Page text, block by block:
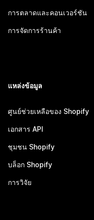
การตลาดและคอนเวอร์ชัน
การจัดการร้านค้า
แหล่งข้อมูล
ศูนย์ช่วยเหลือของ Shopify
เอกสาร API
ชุมชน Shopify
บล็อก Shopify
การวิจัย